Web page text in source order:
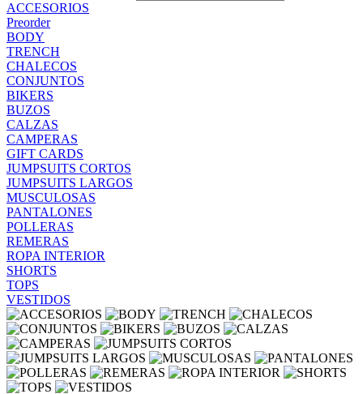
ACCESORIOS
Preorder
BODY
TRENCH
CHALECOS
CONJUNTOS
BIKERS
BUZOS
CALZAS
CAMPERAS
GIFT CARDS
JUMPSUITS CORTOS
JUMPSUITS LARGOS
MUSCULOSAS
PANTALONES
POLLERAS
REMERAS
ROPA INTERIOR
SHORTS
TOPS
VESTIDOS